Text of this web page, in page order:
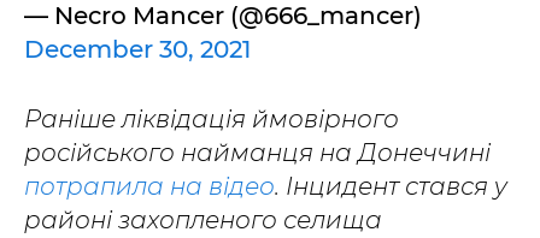
— Necro Mancer (@666_mancer)
December 30, 2021
Раніше ліквідація ймовірного
російського найманця на Донеччині
потрапила на відео. Інцидент стався у
районі захопленого селища